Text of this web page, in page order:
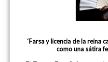
‘Farsa y licencia de la reina
como una sátira